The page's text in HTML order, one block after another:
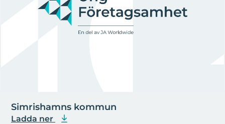
Simrishamns kommun
Ladda ner